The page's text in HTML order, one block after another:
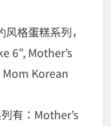
格蛋糕系列，
6”, Mother’s
Mom Korean
有：Mother’s